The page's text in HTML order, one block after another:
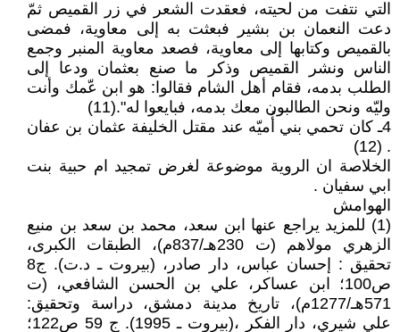
التي نتفت من لحيته، فعقدت الشعر في زر القميص ثمّ
دعت النعمان بن بشير فبعثت به إلى معاوية، فمضى
بالقميص وكتابها إلى معاوية، فصعد معاوية المنبر وجمع
الناس ونشر القميص وذكر ما صنع بعثمان ودعا إلى
الطلب بدمه، فقام أهل الشام فقالوا: هو ابن عّمك وأنت
وليّه ونحن الطالبون معك بدمه، فبايعوا له".(11)
4ـ كان تحمي بني أُميّه عند مقتل الخليفة عثمان بن عفان
. (12)
الخلاصة ان الروية موضوعة لغرض تمجيد ام حبية بنت
ابي سفيان .
الهوامش
(1) للمزيد يراجع عنها ابن سعد، محمد بن سعد بن منيع
الزهري مولاهم (ت 230هـ/837م)، الطبقات الكبرى،
تحقيق : إحسان عباس، دار صادر، (بيروت ـ د.ت). ج8
ص100؛ ابن عساكر، علي بن الحسن الشافعي، (ت
571هـ/1277م)، تاريخ مدينة دمشق، دراسة وتحقيق:
علي شيري، دار الفكر ،(بيروت ـ 1995). ج 59 ص122؛